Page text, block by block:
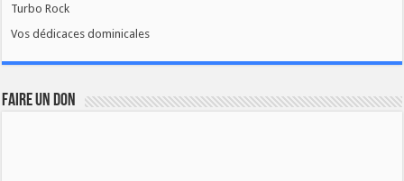
Turbo Rock
Vos dédicaces dominicales
FAIRE UN DON